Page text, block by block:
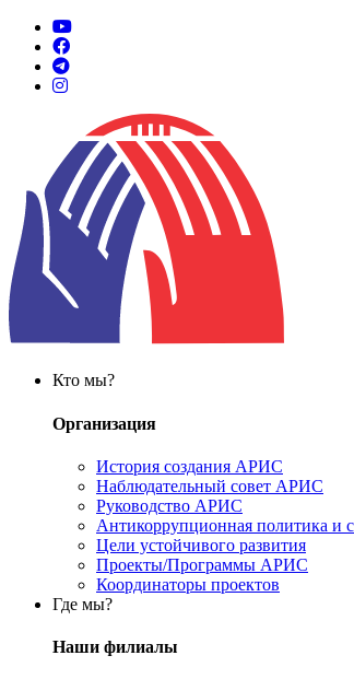
Кто мы?
Организация
История создания АРИС
Наблюдательный совет АРИС
Руководство АРИС
Антикоррупционная политика и
Цели устойчивого развития
Проекты/Программы АРИС
Координаторы проектов
Где мы?
Наши филиалы